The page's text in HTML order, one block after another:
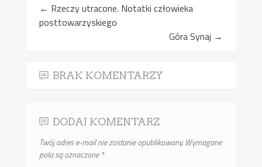
← Rzeczy utracone. Notatki człowieka
posttowarzyskiego
Góra Synaj →
BRAK KOMENTARZY
DODAJ KOMENTARZ
Twój adres e-mail nie zostanie opublikowany.Wymagane
pola są oznaczone*